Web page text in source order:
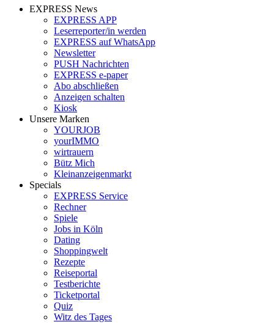
EXPRESS News
EXPRESS APP
Leserreporter/in werden
EXPRESS auf WhatsApp
Newsletter
PUSH Nachrichten
EXPRESS e-paper
Abo abschließen
Anzeigen schalten
Kiosk
Unsere Marken
YOURJOB
yourIMMO
wirtrauern
Bütz Mich
Kleinanzeigenmarkt
Specials
EXPRESS Service
Rechner
Spiele
Jobs in Köln
Dating
Shoppingwelt
Rezepte
Reiseportal
Testberichte
Ticketportal
Quiz
Witz des Tages